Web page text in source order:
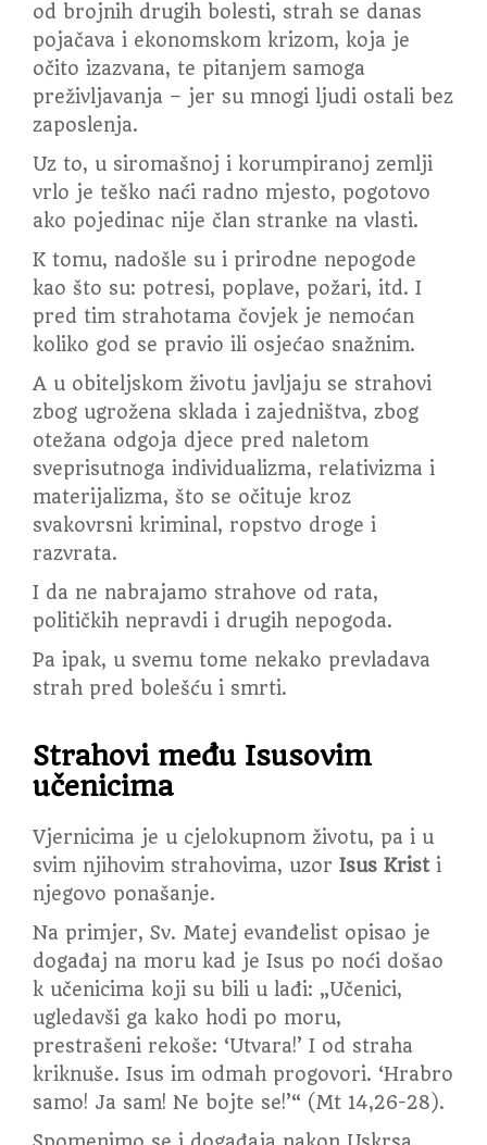
od brojnih drugih bolesti, strah se danas
pojačava i ekonomskom krizom, koja je
očito izazvana, te pitanjem samoga
preživljavanja – jer su mnogi ljudi ostali bez
zaposlenja.
Uz to, u siromašnoj i korumpiranoj zemlji
vrlo je teško naći radno mjesto, pogotovo
ako pojedinac nije član stranke na vlasti.
K tomu, nadošle su i prirodne nepogode
kao što su: potresi, poplave, požari, itd. I
pred tim strahotama čovjek je nemoćan
koliko god se pravio ili osjećao snažnim.
A u obiteljskom životu javljaju se strahovi
zbog ugrožena sklada i zajedništva, zbog
otežana odgoja djece pred naletom
sveprisutnoga individualizma, relativizma i
materijalizma, što se očituje kroz
svakovrsni kriminal, ropstvo droge i
razvrata.
I da ne nabrajamo strahove od rata,
političkih nepravdi i drugih nepogoda.
Pa ipak, u svemu tome nekako prevladava
strah pred bolešću i smrti.
Strahovi među Isusovim
učenicima
Vjernicima je u cjelokupnom životu, pa i u
svim njihovim strahovima, uzor Isus Kristi
njegovo ponašanje.
Na primjer, Sv. Matej evanđelist opisao je
događaj na moru kad je Isus po noći došao
k učenicima koji su bili u lađi: „Učenici,
ugledavši ga kako hodi po moru,
prestrašeni rekoše: ‘Utvara!’ I od straha
kriknuše. Isus im odmah progovori. ‘Hrabro
samo! Ja sam! Ne bojte se!’“ (Mt 14,26-28).